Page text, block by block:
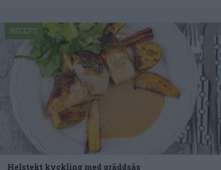
Helstekt kyckling med gräddsås
RECEPT